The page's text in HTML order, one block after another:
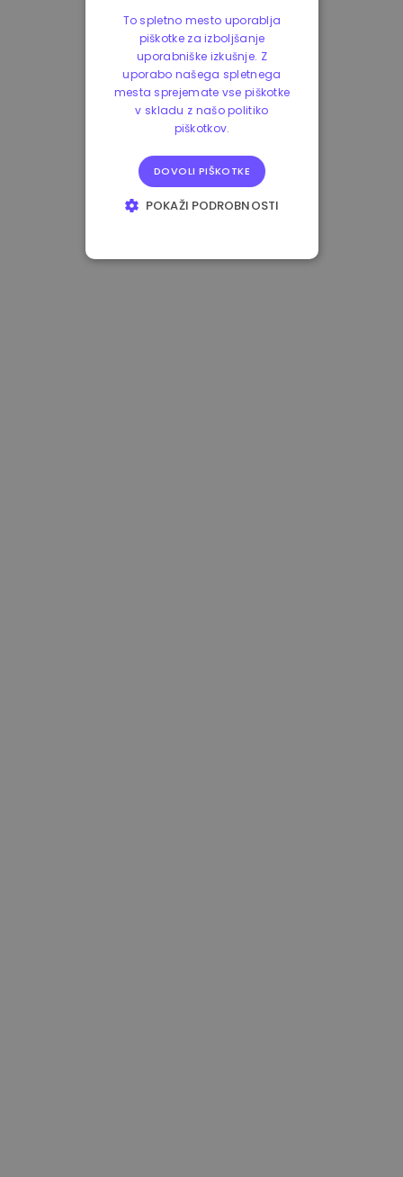
To spletno mesto uporablja
piškotke za izboljšanje
uporabniške izkušnje. Z
uporabo našega spletnega
mesta sprejemate vse piškotke
v skladu z našo politiko
piškotkov.
DOVOLI PIŠKOTKE
POKAŽI PODROBNOSTI